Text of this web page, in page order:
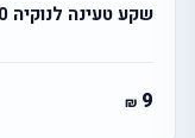
שקע טעינה לנוקיה 2720
9